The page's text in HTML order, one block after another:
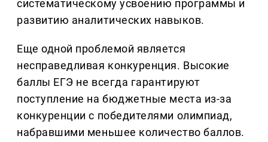
систематическому усвоению программы и
развитию аналитических навыков.
Еще одной проблемой является
несправедливая конкуренция. Высокие
баллы ЕГЭ не всегда гарантируют
поступление на бюджетные места из-за
конкуренции с победителями олимпиад,
набравшими меньшее количество баллов.